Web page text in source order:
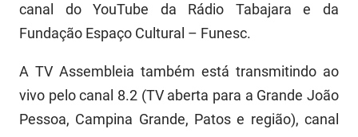
canal do YouTube da Rádio Tabajara e da
Fundação Espaço Cultural – Funesc.
A TV Assembleia também está transmitindo ao
vivo pelo canal 8.2 (TV aberta para a Grande João
Pessoa, Campina Grande, Patos e região), canal